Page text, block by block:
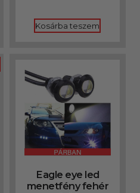
Kosárba teszem
Eagle eye led
menetfény fehér